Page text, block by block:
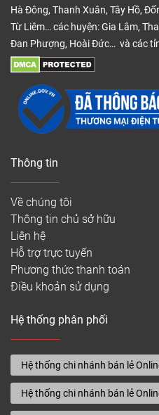
Hà Đông, Thanh Xuân, Tây Hồ,
Từ Liêm… các huyện: Gia Lâm,
Đan Phượng, Hoài Đức… và các
Thông tin
Về chúng tôi
Thông tin chủ sở hữu
Liên hệ
Hỗ trợ trực tuyến
Phương thức thanh toán
Điều khoản sử dụng
Hệ thống phân phối
Hệ thống chi nhánh bán lẻ
Hệ thống chi nhánh bán lẻ